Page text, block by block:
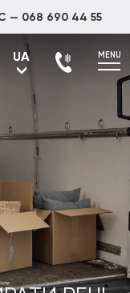
— 068 690 44 55
UA
UA
MENU